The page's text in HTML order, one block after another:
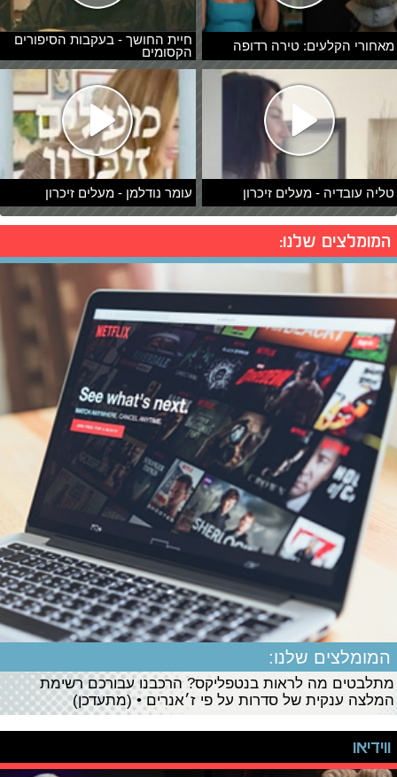
מאחורי הקלעים: טירה רדופה
חיית החושך - בעקבות הסיפורים
הקסומים
טליה עובדיה - מעלים זיכרון עומר נודלמן - מעלים זיכרון
המומלצים שלנו:
המומלצים שלנו:
מתלבטים מה לראות בנטפליקס? הרכבנו עבורכם רשימת
המלצה ענקית של סדרות על פי ז׳אנרים • (מתעדכן)
ווידיאו